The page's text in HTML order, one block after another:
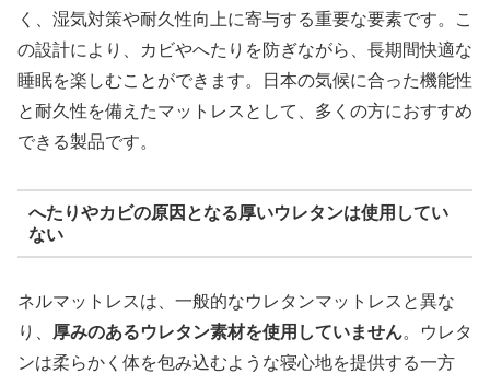
く、湿気対策や耐久性向上に寄与する重要な要素です。こ
の設計により、カビやへたりを防ぎながら、長期間快適な
睡眠を楽しむことができます。日本の気候に合った機能性
と耐久性を備えたマットレスとして、多くの方におすすめ
できる製品です。
へたりやカビの原因となる厚いウレタンは使用してい
ない
ネルマットレスは、一般的なウレタンマットレスと異な
り、
厚みのあるウレタン素材を使用していません。ウレタ
ンは柔らかく体を包み込むような寝心地を提供する一方